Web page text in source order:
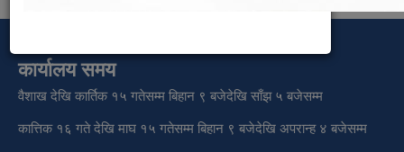
कार्यालय समय
वैशाख देखि कार्तिक १५ गतेसम्म बिहान ९ बजेदेखि साँझ ५ बजेसम्म
कात्तिक १६ गते देखि माघ १५ गतेसम्म बिहान ९ बजेदेखि अपरान्ह ४ बजेसम्म